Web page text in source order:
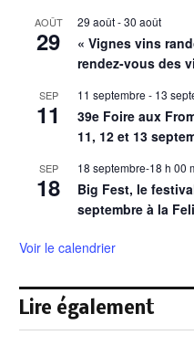
AOÛT
29
29 août-30 août
« Vignes vins
rendez-vous des
SEP
11
11 septembre - 13
39e Foire aux
11, 12 et 13
SEP
18
18 septembre-18 h 00
Big Fest, le
septembre à la
Voir le calendrier
Lire également